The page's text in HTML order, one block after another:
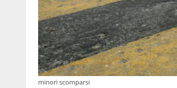
minori scomparsi